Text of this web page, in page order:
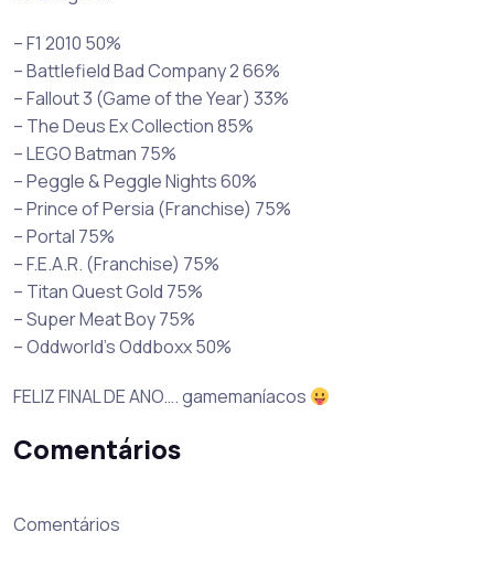
– F1 2010 50%
– Battlefield Bad Company 2 66%
– Fallout 3 (Game of the Year) 33%
– The Deus Ex Collection 85%
– LEGO Batman 75%
– Peggle & Peggle Nights 60%
– Prince of Persia (Franchise) 75%
– Portal 75%
– F.E.A.R. (Franchise) 75%
– Titan Quest Gold 75%
– Super Meat Boy 75%
– Oddworld’s Oddboxx 50%
FELIZ FINAL DE ANO…. gamemaníacos
Comentários
Comentários